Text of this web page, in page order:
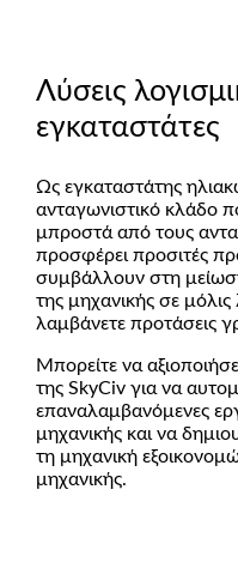
Λύσεις
εγκαταστάτες
Ως εγκαταστάτης
ανταγωνιστικό κλάδο
μπροστά από τους
προσφέρει προσιτές
συμβάλλουν στη
της μηχανικής σε
λαμβάνετε προτάσεις
Μπορείτε να
της SkyCiv για να
επαναλαμβανόμενες
μηχανικής και να
τη μηχανική
μηχανικής.